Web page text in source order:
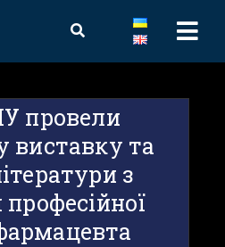
провели
виставку та
з